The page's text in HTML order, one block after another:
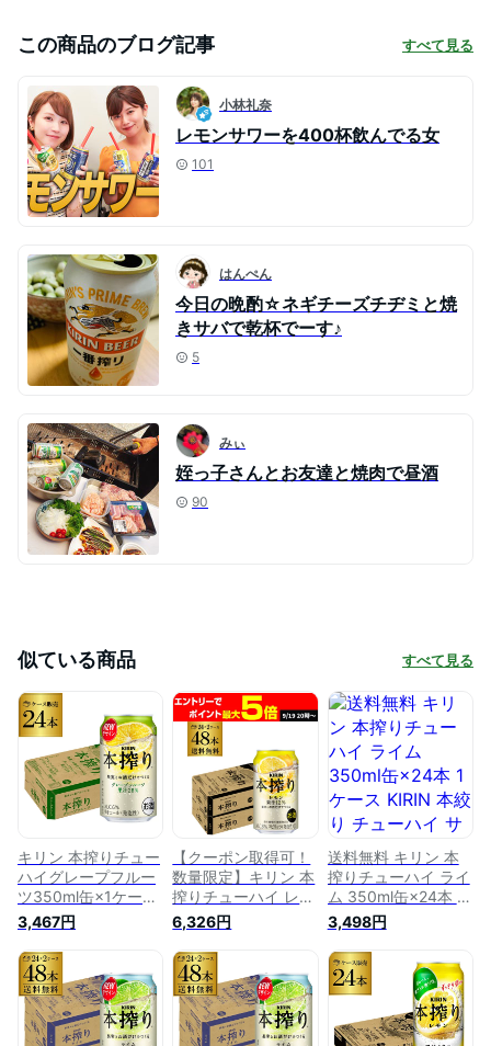
この商品のブログ記事 すべて見る
小林礼奈
レモンサワーを400杯飲んでる女
101
はんぺん
今日の晩酌☆ネギチーズチヂミと焼
きサバで乾杯でーす♪
5
みぃ
姪っ子さんとお友達と焼肉で昼酒
90
似ている商品 すべて見る
キリン 本搾りチュー
ハイグレープフルー
ツ350ml缶×1ケース
（24本）チューハイ
ケース 詰め合わせ
サワー KIRIN 本絞り
本しぼり AIB
3,467円
【クーポン取得可！
数量限定】キリン 本
搾りチューハイ レモ
ン 350ml缶×2ケース
（48缶）48本 KIRIN
本搾り チューハイ
サワー レモン 送料
無料 レモンサワー
レモンサワー缶 本し
ぼり AIB
6,326円
送料無料 キリン 本
搾りチューハイ ライ
ム 350ml缶×24本 1
ケース KIRIN 本絞り
チューハイ サワー
ライム AIB
3,498円